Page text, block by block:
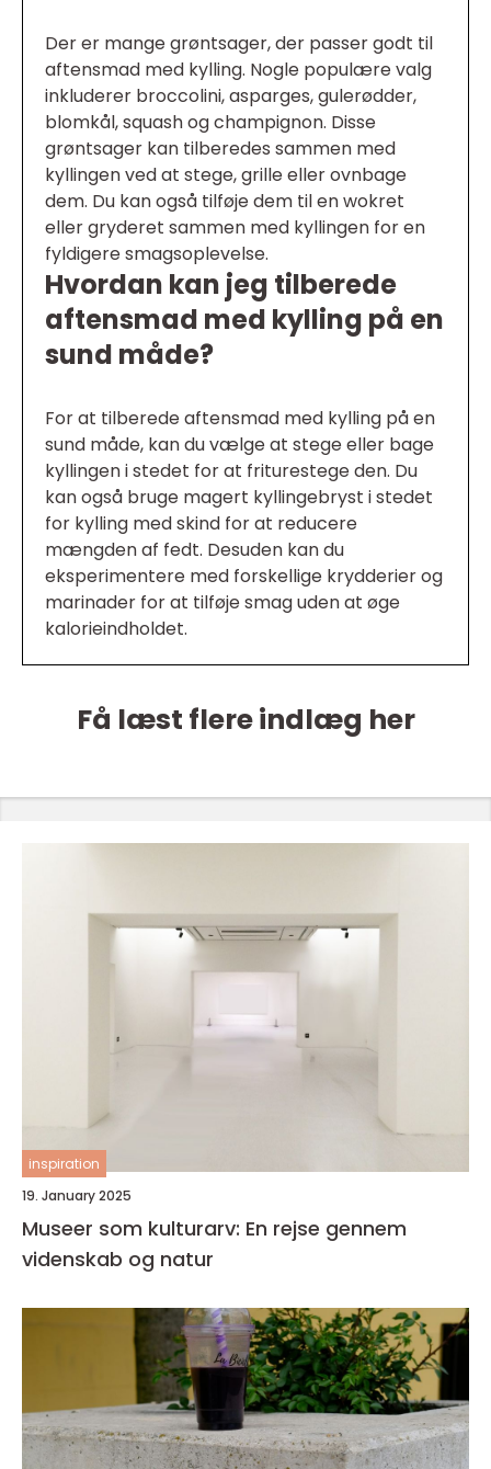
Der er mange grøntsager, der passer godt til
aftensmad med kylling. Nogle populære valg
inkluderer broccolini, asparges, gulerødder,
blomkål, squash og champignon. Disse
grøntsager kan tilberedes sammen med
kyllingen ved at stege, grille eller ovnbage
dem. Du kan også tilføje dem til en wokret
eller gryderet sammen med kyllingen for en
fyldigere smagsoplevelse.
Hvordan kan jeg tilberede
aftensmad med kylling på en
sund måde?
For at tilberede aftensmad med kylling på en
sund måde, kan du vælge at stege eller bage
kyllingen i stedet for at friturestege den. Du
kan også bruge magert kyllingebryst i stedet
for kylling med skind for at reducere
mængden af fedt. Desuden kan du
eksperimentere med forskellige krydderier og
marinader for at tilføje smag uden at øge
kalorieindholdet.
Få læst flere indlæg her
inspiration
19. January 2025
Museer som kulturarv: En rejse gennem
videnskab og natur